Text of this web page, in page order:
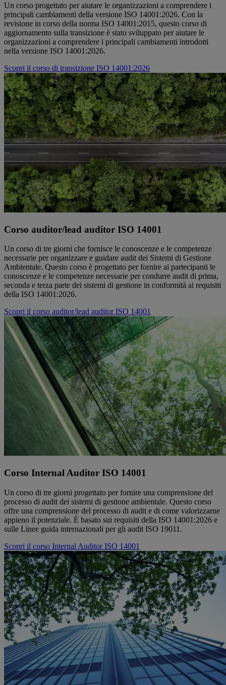
Un corso progettato per aiutare le organizzazioni a comprendere i
principali cambiamenti della versione ISO 14001:2026. Con la
revisione in corso della norma ISO 14001:2015, questo corso di
aggiornamento sulla transizione è stato sviluppato per aiutare le
organizzazioni a comprendere i principali cambiamenti introdotti
nella versione ISO 14001:2026.
Scopri il corso di transizione ISO 14001:2026
Corso auditor/lead auditor ISO 14001
Un corso di tre giorni che fornisce le conoscenze e le competenze
necessarie per organizzare e guidare audit dei Sistemi di Gestione
Ambientale. Questo corso è progettato per fornire ai partecipanti le
conoscenze e le competenze necessarie per condurre audit di prima,
seconda e terza parte dei sistemi di gestione in conformità ai requisiti
della ISO 14001:2026.
Scopri il corso auditor/lead auditor ISO 14001
Corso Internal Auditor ISO 14001
Un corso di tre giorni progettato per fornire una comprensione del
processo di audit dei sistemi di gestione ambientale. Questo corso
offre una comprensione del processo di audit e di come valorizzarne
appieno il potenziale. È basato sui requisiti della ISO 14001:2026 e
sulle Linee guida internazionali per gli audit ISO 19011.
Scopri il corso Internal Auditor ISO 14001